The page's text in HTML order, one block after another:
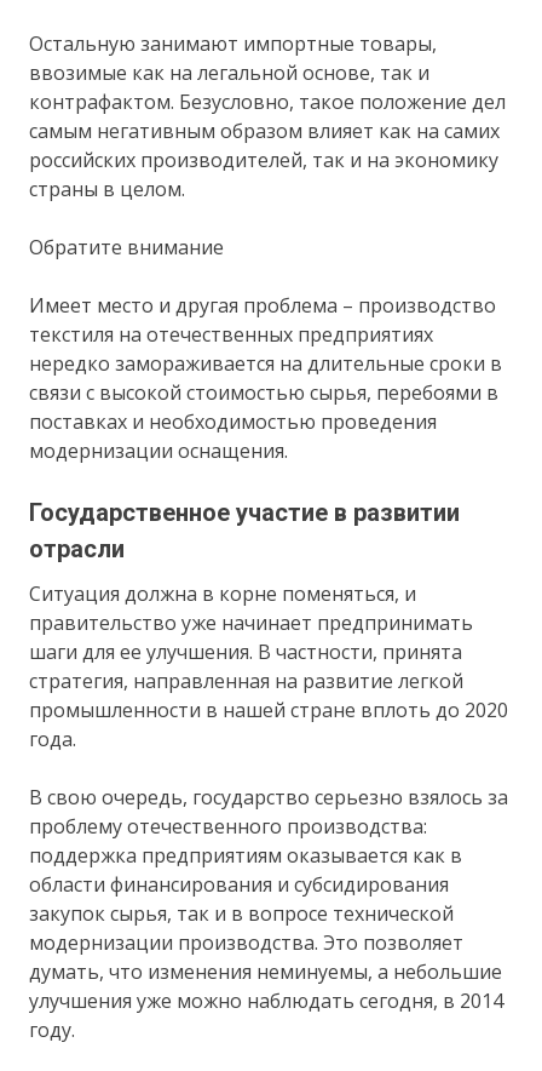
Остальную занимают импортные товары,
ввозимые как на легальной основе, так и
контрафактом. Безусловно, такое положение дел
самым негативным образом влияет как на самих
российских производителей, так и на экономику
страны в целом.
Обратите внимание
Имеет место и другая проблема – производство
текстиля на отечественных предприятиях
нередко замораживается на длительные сроки в
связи с высокой стоимостью сырья, перебоями в
поставках и необходимостью проведения
модернизации оснащения.
Государственное участие в развитии
отрасли
Ситуация должна в корне поменяться, и
правительство уже начинает предпринимать
шаги для ее улучшения. В частности, принята
стратегия, направленная на развитие легкой
промышленности в нашей стране вплоть до 2020
года.
В свою очередь, государство серьезно взялось за
проблему отечественного производства:
поддержка предприятиям оказывается как в
области финансирования и субсидирования
закупок сырья, так и в вопросе технической
модернизации производства. Это позволяет
думать, что изменения неминуемы, а небольшие
улучшения уже можно наблюдать сегодня, в 2014
году.